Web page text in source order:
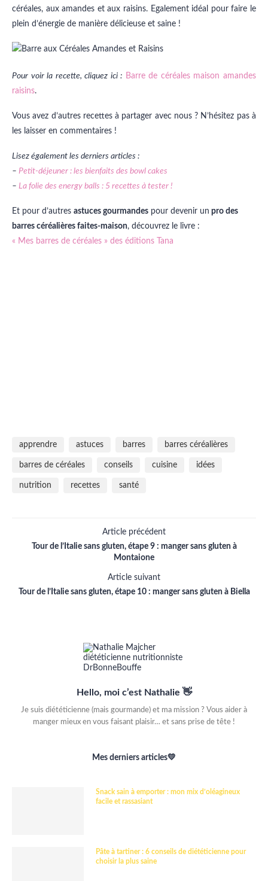
céréales, aux amandes et aux raisins. Egalement idéal pour faire le
plein d’énergie de manière délicieuse et saine !
Pour voir la recette, cliquez ici : Barre de céréales maison amandes
raisins.
Vous avez d’autres recettes à partager avec nous ? N’hésitez pas à
les laisser en commentaires !
Lisez également les derniers articles :
– Petit-déjeuner : les bienfaits des bowl cakes
– La folie des energy balls : 5 recettes à tester !
Et pour d’autres astuces gourmandes pour devenir un pro des
barres céréalières faites-maison, découvrez le livre :
« Mes barres de céréales » des éditions Tana
apprendre astuces barres barres céréalières
barres de céréales conseils cuisine idées
nutrition recettes santé
Article précédent
Tour de l’Italie sans gluten, étape 9 : manger sans gluten à
Montaione
Article suivant
Tour de l’Italie sans gluten, étape 10 : manger sans gluten à Biella
Hello, moi c’est Nathalie 👋
Je suis diététicienne (mais gourmande) et ma mission ? Vous aider à
manger mieux en vous faisant plaisir… et sans prise de tête !
Mes derniers articles💛
Snack sain à emporter : mon mix d’oléagineux
facile et rassasiant
Pâte à tartiner : 6 conseils de diététicienne pour
choisir la plus saine